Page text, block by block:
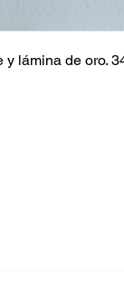
lámina de oro.